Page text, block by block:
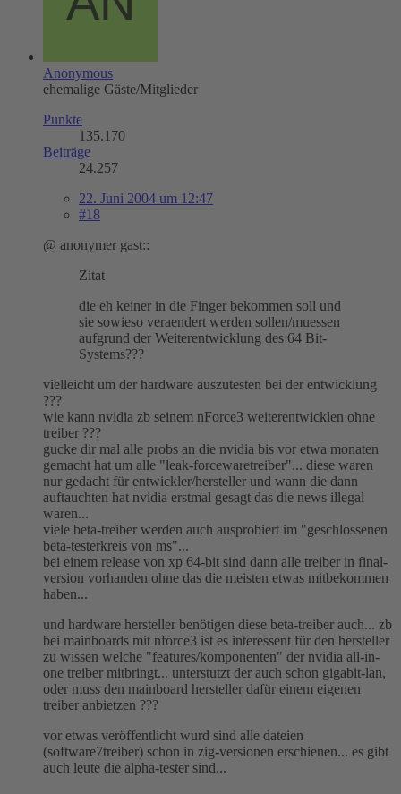
Anonymous
ehemalige Gäste/Mitglieder
Punkte
135.170
Beiträge
24.257
22. Juni 2004 um 12:47
#18
@ anonymer gast::
Zitat
die eh keiner in die Finger bekommen soll und
sie sowieso veraendert werden sollen/muessen
aufgrund der Weiterentwicklung des 64 Bit-
Systems???
vielleicht um der hardware auszutesten bei der entwicklung
???
wie kann nvidia zb seinem nForce3 weiterentwicklen ohne
treiber ???
gucke dir mal alle probs an die nvidia bis vor etwa monaten
gemacht hat um alle "leak-forcewaretreiber"... diese waren
nur gedacht für entwickler/hersteller und wann die dann
auftauchten hat nvidia erstmal gesagt das die news illegal
waren...
viele beta-treiber werden auch ausprobiert im "geschlossenen
beta-testerkreis von ms"...
bei einem release von xp 64-bit sind dann alle treiber in final-
version vorhanden ohne das die meisten etwas mitbekommen
haben...
und hardware hersteller benötigen diese beta-treiber auch... zb
bei mainboards mit nforce3 ist es interessent für den hersteller
zu wissen welche "features/komponenten" der nvidia all-in-
one treiber mitbringt... unterstutzt der auch schon gigabit-lan,
oder muss den mainboard hersteller dafür einem eigenen
treiber anbietzen ???
vor etwas veröffentlicht wurd sind alle dateien
(software7treiber) schon in zig-versionen erschienen... es gibt
auch leute die alpha-tester sind...